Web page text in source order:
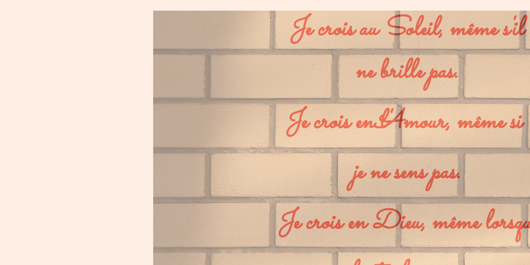
Je crois au Soleil, même s'il
ne brille pas.
Je crois en l'Amour, même si
je ne sens pas.
Je crois en Dieu, même